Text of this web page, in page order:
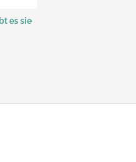
es sie